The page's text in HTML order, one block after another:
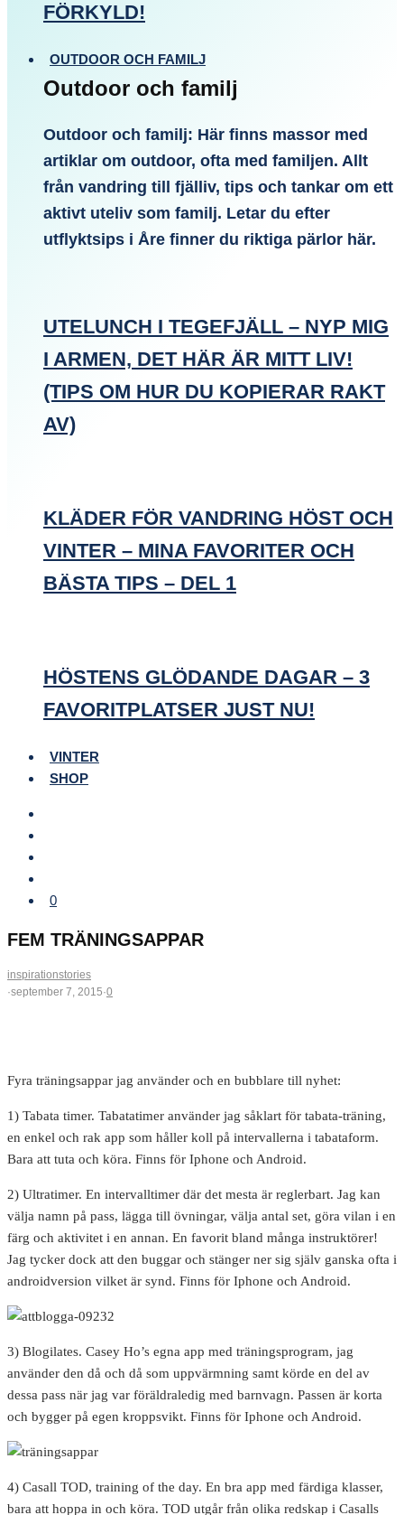
FÖRKYLD!
OUTDOOR OCH FAMILJ
Outdoor och familj
Outdoor och familj: Här finns massor med
artiklar om outdoor, ofta med familjen. Allt
från vandring till fjälliv, tips och tankar om ett
aktivt uteliv som familj. Letar du efter
utflyktsips i Åre finner du riktiga pärlor här.
UTELUNCH I TEGEFJÄLL – NYP MIG
I ARMEN, DET HÄR ÄR MITT LIV!
(TIPS OM HUR DU KOPIERAR RAKT
AV)
KLÄDER FÖR VANDRING HÖST OCH
VINTER – MINA FAVORITER OCH
BÄSTA TIPS – DEL 1
HÖSTENS GLÖDANDE DAGAR – 3
FAVORITPLATSER JUST NU!
VINTER
SHOP
0
FEM TRÄNINGSAPPAR
inspirationstories
·september 7, 2015·0
Fyra träningsappar jag använder och en bubblare till nyhet:
1) Tabata timer. Tabatatimer använder jag såklart för tabata-träning,
en enkel och rak app som håller koll på intervallerna i tabataform.
Bara att tuta och köra. Finns för Iphone och Android.
2) Ultratimer. En intervalltimer där det mesta är reglerbart. Jag kan
välja namn på pass, lägga till övningar, välja antal set, göra vilan i en
färg och aktivitet i en annan. En favorit bland många instruktörer!
Jag tycker dock att den buggar och stänger ner sig själv ganska ofta i
androidversion vilket är synd. Finns för Iphone och Android.
3) Blogilates. Casey Ho’s egna app med träningsprogram, jag
använder den då och då som uppvärmning samt körde en del av
dessa pass när jag var föräldraledig med barnvagn. Passen är korta
och bygger på egen kroppsvikt. Finns för Iphone och Android.
4) Casall TOD, training of the day. En bra app med färdiga klasser,
bara att hoppa in och köra. TOD utgår från olika redskap i Casalls